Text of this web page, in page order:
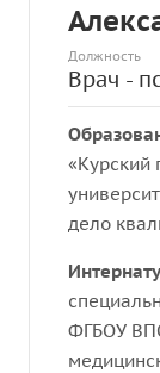
Должность
Врач -
«Курский
дело
ФГБОУ